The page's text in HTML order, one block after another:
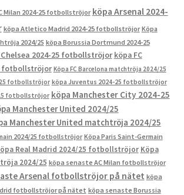
Milan 2024-25 fotbollströjor köpa Arsenal 2024-
köpa Atletico Madrid 2024-25 fotbollströjor Köpa
2024/25 köpa Borussia Dortmund 2024-25
2024-25 fotbollströjor köpa FC
fotbollströjor Köpa FC Barcelona matchtröja 2024/25
25 fotbollströjor köpa Juventus 2024-25 fotbollströjor
fotbollströjor köpa Manchester City 2024-25
Manchester United 2024/25
Manchester United matchtröja 2024/25
2024/25 fotbollströjor Köpa Paris Saint-Germain
Real Madrid 2024/25 fotbollströjor Köpa
2024/25 köpa senaste AC Milan fotbollströjor
Arsenal fotbollströjor på nätet köpa
fotbollströjor på nätet köpa senaste Borussia